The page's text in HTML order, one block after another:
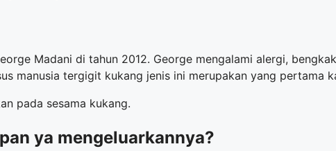
Madani di tahun 2012. George mengalami alergi,
manusia tergigit kukang jenis ini merupakan yang pertama
pada sesama kukang.
ya mengeluarkannya?